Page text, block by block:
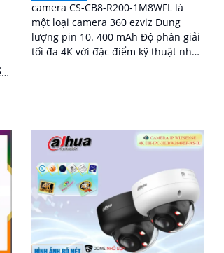
camera CS-CB8-R200-1M8WFL là
một loại camera 360 ezviz Dung
lượng pin 10. 400 mAh Độ phân giải
tối đa 4K với đặc điểm kỹ thuật như